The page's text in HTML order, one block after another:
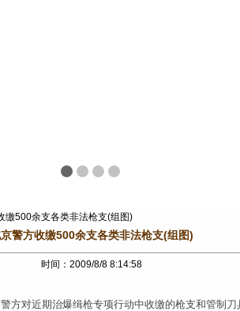
缴500余支各类非法枪支(组图)
警方收缴500余支各类非法枪支(组图)
时间：2009/8/8 8:14:58
方对近期治爆缉枪专项行动中收缴的枪支和管制刀